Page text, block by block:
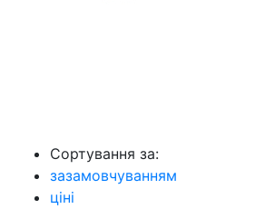
Сортування за:
зазамовчуванням
ціні